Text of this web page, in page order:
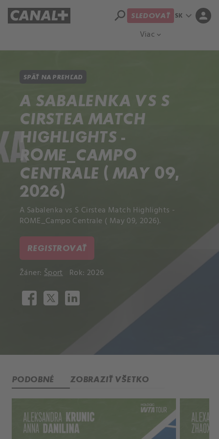
Viac expand_more
search SLEDOVAŤ SK expand_more person
SPÄŤ NA PREHĽAD
A SABALENKA VS S
CIRSTEA MATCH
HIGHLIGHTS -
ROME_CAMPO
CENTRALE ( MAY 09,
2026)
A Sabalenka vs S Cirstea Match Highlights -
ROME_Campo Centrale ( May 09, 2026).
REGISTROVAŤ
Žáner: Šport Rok: 2026
PODOBNÉ ZOBRAZIŤ VŠETKO